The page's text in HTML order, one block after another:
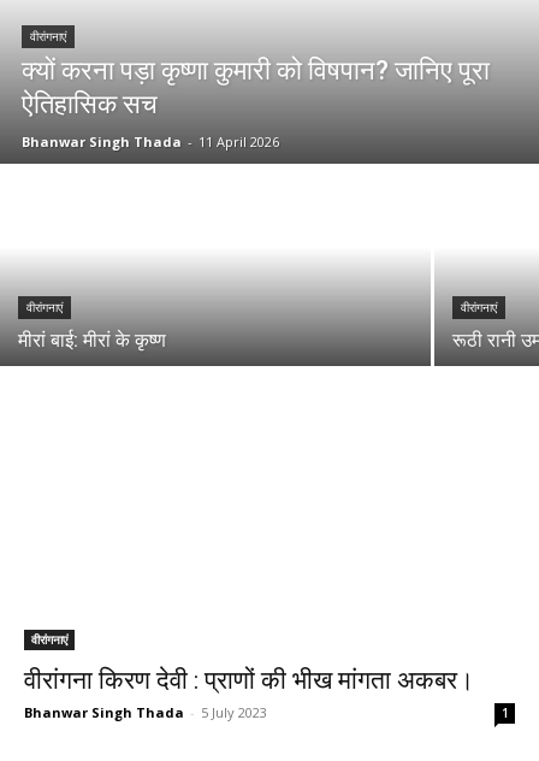
वीरांगनाएं
क्यों करना पड़ा कृष्णा कुमारी को विषपान? जानिए पूरा
ऐतिहासिक सच
Bhanwar Singh Thada - 11 April 2026
वीरांगनाएं
मीरां बाई: मीरां के कृष्ण
वीरांगनाएं
रूठी रानी
वीरांगनाएं
वीरांगना किरण देवी : प्राणों की भीख मांगता अकबर।
Bhanwar Singh Thada - 5 July 2023 1